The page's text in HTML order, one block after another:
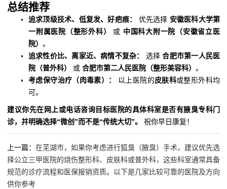
总结推荐
追求顶级技术、低复发、好疤痕： 优先选择 安徽医科大学第
一附属医院（整形外科）
或 中国科大附一院（安徽省立医
院） 。
追求性价比、离家近、病情不复杂：
选择合肥市第一人民医
院（普外科）
或 合肥市第二人民医院（整形美容科） 。
考虑保守治疗（肉毒素）：
以上医院的皮肤科或整形外科均
可。
建议你先在网上或电话咨询目标医院的具体科室是否有腋臭专科门
诊，并明确选择“微创”而不是“传统大切”。
祝你早日康复！
上一篇： 在芜湖市，如果你考虑进行狐臭（腋臭）手术，建议优先选
择公立三甲医院的烧伤整形科、皮肤科或普外科，这些科室通常具备
规范的诊疗流程和医保报销资质。以下是几家比较可靠的医院及方向
供你参考